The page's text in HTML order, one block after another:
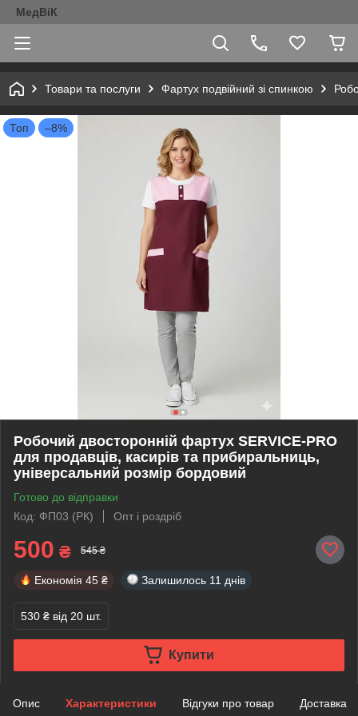
МедВіК
Товари та послуги Фартух подвійний зі спинкою
Топ –8%
Робочий двосторонній фартух SERVICE-PRO
для продавців, касирів та прибиральниць,
універсальний розмір бордовий
Готово до відправки
Код: ФП03 (РК)
Опт і роздріб
500 ₴ 545 ₴
Економія 45 ₴ Залишилось 11 днів
530 ₴ від 20 шт.
Купити
Опис Характеристики Відгуки про товар Доставка